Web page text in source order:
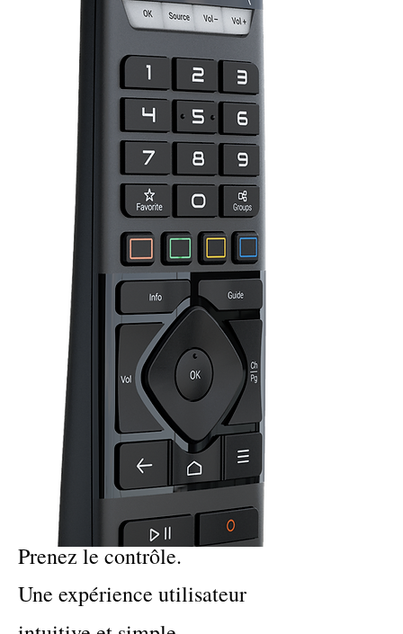
Prenez le contrôle.
Une expérience utilisateur